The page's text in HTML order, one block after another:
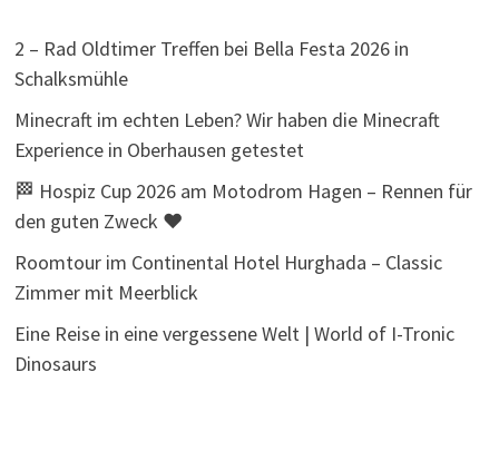
2 – Rad Oldtimer Treffen bei Bella Festa 2026 in
Schalksmühle
Minecraft im echten Leben? Wir haben die Minecraft
Experience in Oberhausen getestet
🏁 Hospiz Cup 2026 am Motodrom Hagen – Rennen für
den guten Zweck ❤️
Roomtour im Continental Hotel Hurghada – Classic
Zimmer mit Meerblick
Eine Reise in eine vergessene Welt | World of I-Tronic
Dinosaurs